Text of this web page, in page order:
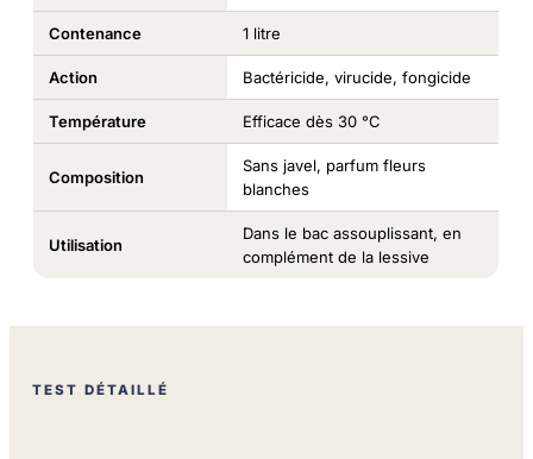
Contenance 1 litre
Action Bactéricide, virucide, fongicide
Température Efficace dès 30 °C
Composition
Sans javel, parfum fleurs
blanches
Utilisation
Dans le bac assouplissant, en
complément de la lessive
TEST DÉTAILLÉ